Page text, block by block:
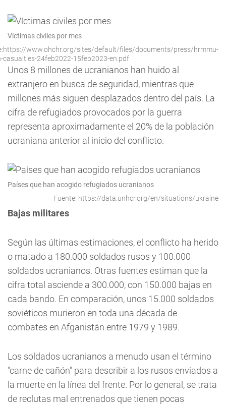
Víctimas civiles por mes
www.ohchr.org/sites/default/files/documents/press/hrmmu-
casualties-24feb2022-15feb2023-en.pdf
Unos 8 millones de ucranianos han huido al
extranjero en busca de seguridad, mientras que
millones más siguen desplazados dentro del país. La
cifra de refugiados provocados por la guerra
representa aproximadamente el 20% de la población
ucraniana anterior al inicio del conflicto.
Países que han acogido refugiados ucranianos
Fuente: https://data.unhcr.org/en/situations/ukraine
Bajas militares
Según las últimas estimaciones, el conflicto ha herido
o matado a 180.000 soldados rusos y 100.000
soldados ucranianos. Otras fuentes estiman que la
cifra total asciende a 300.000, con 150.000 bajas en
cada bando. En comparación, unos 15.000 soldados
soviéticos murieron en toda una década de
combates en Afganistán entre 1979 y 1989.
Los soldados ucranianos a menudo usan el término
"carne de cañón" para describir a los rusos enviados a
la muerte en la línea del frente. Por lo general, se trata
de reclutas mal entrenados que tienen pocas